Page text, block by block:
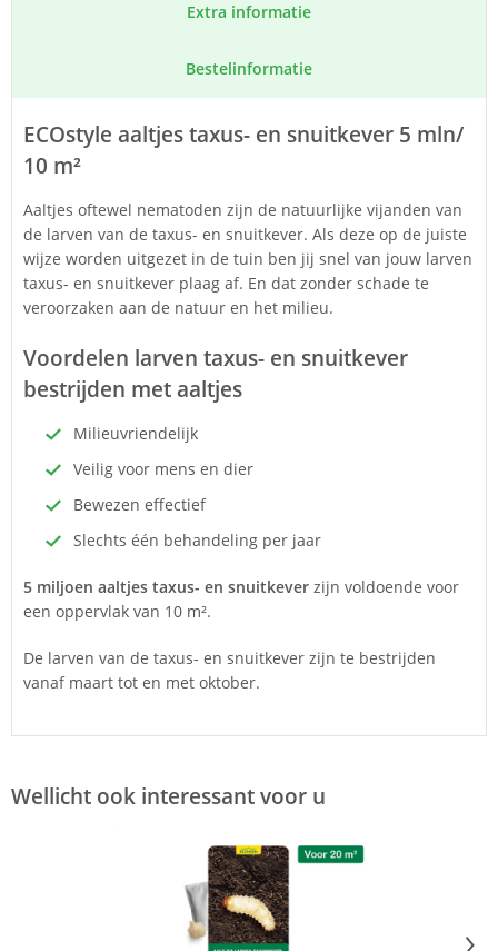
Extra informatie
Bestel­informatie
ECOstyle aaltjes taxus- en snuitkever 5 mln/
10 m²
Aaltjes oftewel nematoden zijn de natuurlijke vijanden van
de larven van de taxus- en snuitkever. Als deze op de juiste
wijze worden uitgezet in de tuin ben jij snel van jouw larven
taxus- en snuitkever plaag af. En dat zonder schade te
veroorzaken aan de natuur en het milieu.
Voordelen larven taxus- en snuitkever
bestrijden met aaltjes
Milieuvriendelijk
Veilig voor mens en dier
Bewezen effectief
Slechts één behandeling per jaar
5 miljoen aaltjes taxus- en snuitkever zijn voldoende voor
een oppervlak van 10 m².
De larven van de taxus- en snuitkever zijn te bestrijden
vanaf maart tot en met oktober.
Wellicht ook interessant voor u